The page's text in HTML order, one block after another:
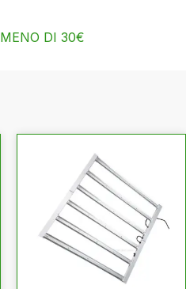
MENO DI 30€